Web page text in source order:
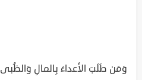
وَمَن طَلَبَ الأَعداءَ بِالمالِ وَالظُبى